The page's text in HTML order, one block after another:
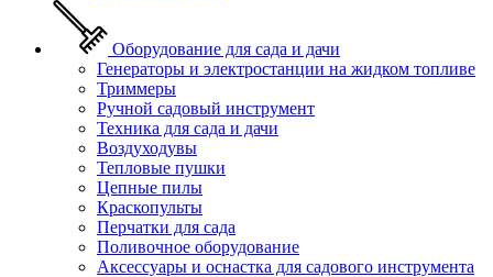
Оборудование для сада и дачи
Генераторы и электростанции на жидком топливе
Триммеры
Ручной садовый инструмент
Техника для сада и дачи
Воздуходувы
Тепловые пушки
Цепные пилы
Краскопульты
Перчатки для сада
Поливочное оборудование
Аксессуары и оснастка для садового инструмента